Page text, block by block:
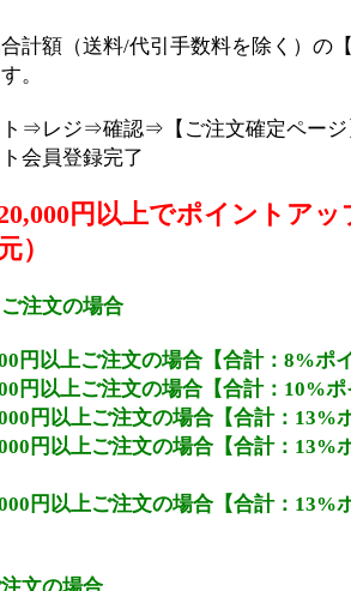
計額（送料/代引手数料を除く）の
。
ト⇒レジ⇒確認⇒【ご注文確定ページ
会員登録完了
円以上でポイントアッ
）
注文の場合
円以上ご注文の場合【合計：8%ポ
円以上ご注文の場合【合計：10%
円以上ご注文の場合【合計：13%
円以上ご注文の場合【合計：13%
円以上ご注文の場合【合計：13%
文の場合